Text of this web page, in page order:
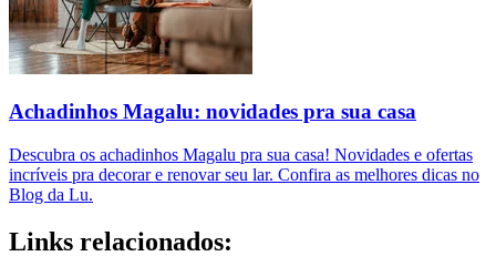
Achadinhos Magalu: novidades pra sua casa
Descubra os achadinhos Magalu pra sua casa! Novidades e ofertas
incríveis pra decorar e renovar seu lar. Confira as melhores dicas no
Blog da Lu.
Links relacionados: